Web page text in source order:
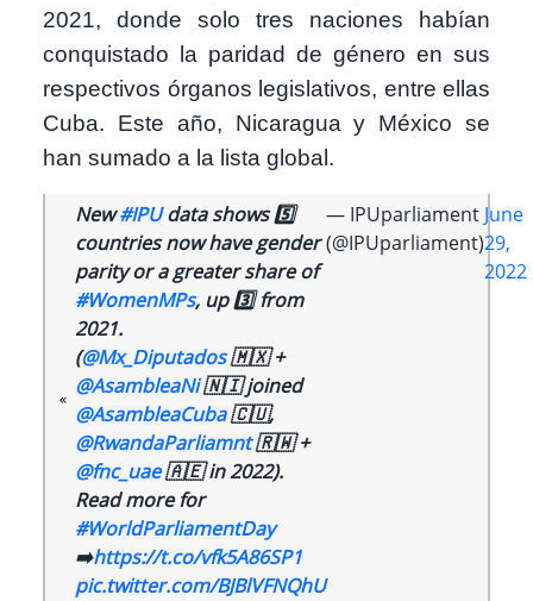
2021, donde solo tres naciones habían
conquistado la paridad de género en sus
respectivos órganos legislativos, entre ellas
Cuba. Este año, Nicaragua y México se
han sumado a la lista global.
New#IPUdata shows 5️⃣
countries now have gender
parity or a greater share of
#WomenMPs, up 3️⃣ from
2021.
(@Mx_Diputados🇲🇽 +
@AsambleaNi🇳🇮 joined
@AsambleaCuba🇨🇺,
@RwandaParliamnt🇷🇼 +
@fnc_uae🇦🇪 in 2022).
Read more for
#WorldParliamentDay
➡️https://t.co/vfk5A86SP1
pic.twitter.com/BJBlVFNQhU
— IPUparliament
(@IPUparliament)
June
29,
2022